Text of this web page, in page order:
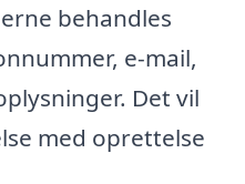
behandles
e-mail,
Det vil
med oprettelse